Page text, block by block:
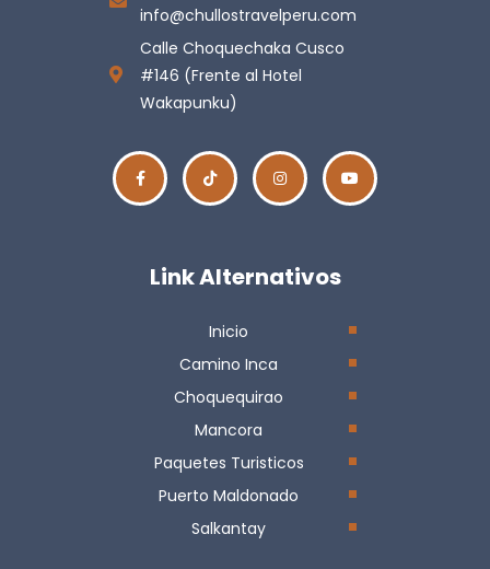
info@chullostravelperu.com
Calle Choquechaka Cusco
#146 (Frente al Hotel
Wakapunku)
Link Alternativos
Inicio
Camino Inca
Choquequirao
Mancora
Paquetes Turisticos
Puerto Maldonado
Salkantay